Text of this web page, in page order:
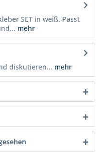
SET in weiß. Passt
mehr
diskutieren... mehr